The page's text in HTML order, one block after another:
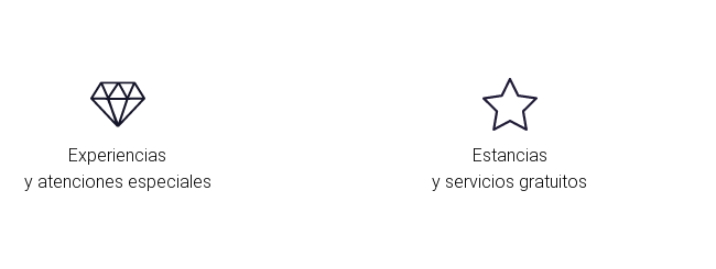
Experiencias
y atenciones especiales
Estancias
y servicios gratuitos